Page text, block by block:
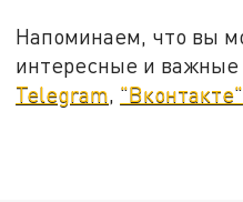
Напоминаем, что вы
интересные и важные
Telegram "Вконтакте"